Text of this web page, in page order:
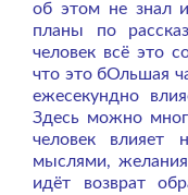
об этом не знал
планы по
человек всё это
что это бОльшая
ежесекундно
Здесь можно
человек
мыслями,
идёт возврат